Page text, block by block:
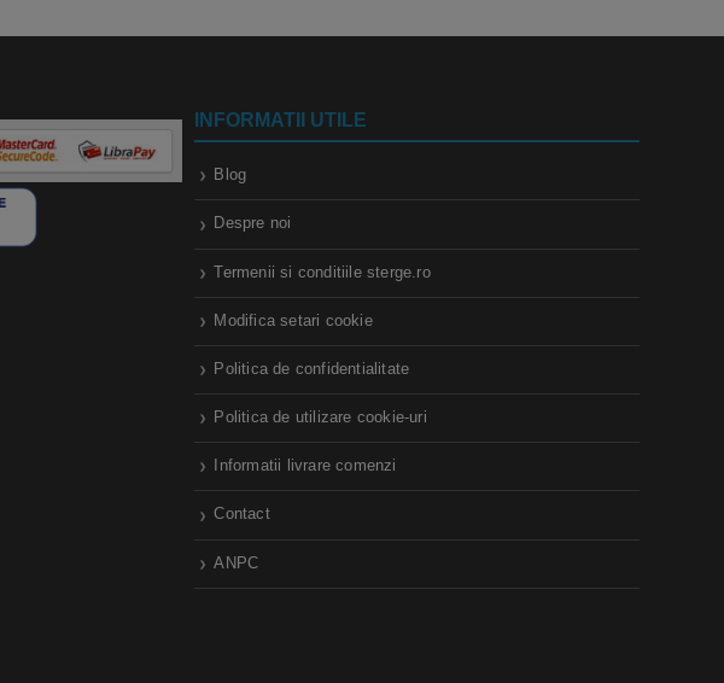
INFORMATII UTILE
Blog
Despre noi
Termenii si conditiile sterge.ro
Modifica setari cookie
Politica de confidentialitate
Politica de utilizare cookie-uri
Informatii livrare comenzi
Contact
ANPC